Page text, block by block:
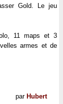
Gold. Le jeu
11 maps et 3
armes et de
par Hubert